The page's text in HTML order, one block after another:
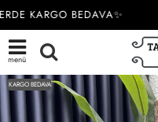
KARGO BEDAVA✨
menü
KARGO BEDAVA